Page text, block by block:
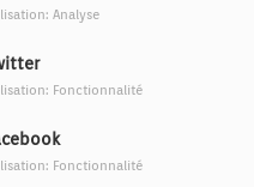
Analyse
Fonctionnalité
Fonctionnalité